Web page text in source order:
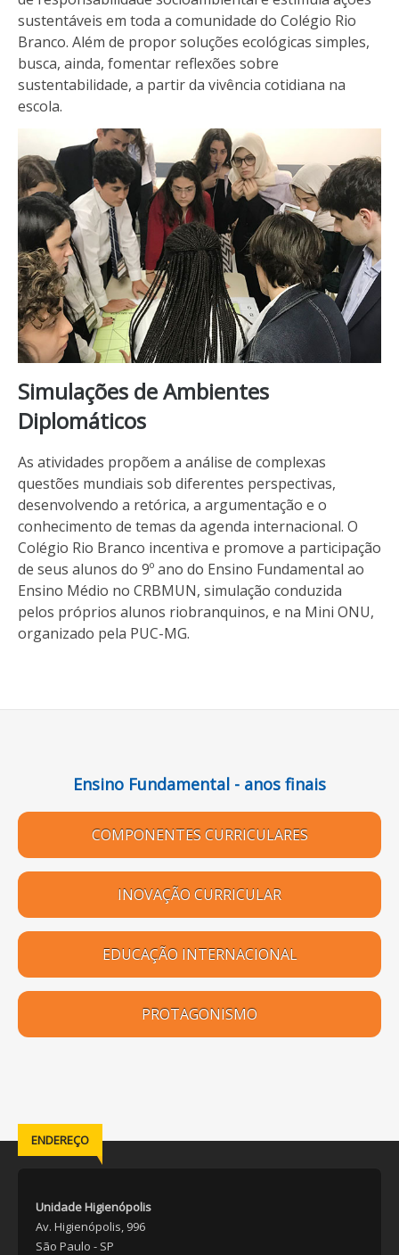
sustentáveis em toda a comunidade do Colégio Rio
Branco. Além de propor soluções ecológicas simples,
busca, ainda, fomentar reflexões sobre
sustentabilidade, a partir da vivência cotidiana na
escola.
Simulações de Ambientes
Diplomáticos
As atividades propõem a análise de complexas
questões mundiais sob diferentes perspectivas,
desenvolvendo a retórica, a argumentação e o
conhecimento de temas da agenda internacional. O
Colégio Rio Branco incentiva e promove a participação
de seus alunos do 9º ano do Ensino Fundamental ao
Ensino Médio no CRBMUN, simulação conduzida
pelos próprios alunos riobranquinos, e na Mini ONU,
organizado pela PUC-MG.
Ensino Fundamental - anos finais
COMPONENTES CURRICULARES
INOVAÇÃO CURRICULAR
EDUCAÇÃO INTERNACIONAL
PROTAGONISMO
ENDEREÇO
Unidade Higienópolis
Av. Higienópolis, 996
São Paulo - SP